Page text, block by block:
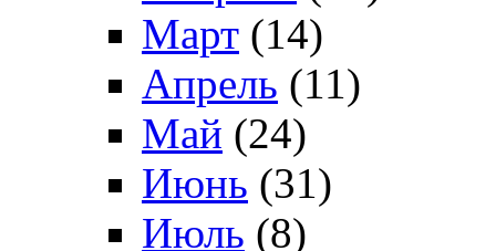
Март (14)
Апрель (11)
Май (24)
Июнь (31)
Июль (8)